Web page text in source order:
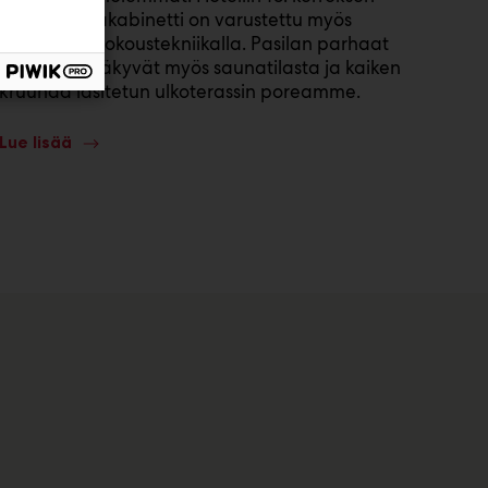
terassisaunakabinetti on varustettu myös
modernilla kokoustekniikalla. Pasilan parhaat
maisemat näkyvät myös saunatilasta ja kaiken
lasitetun ulkoterassin poreamme.
Lue lisää